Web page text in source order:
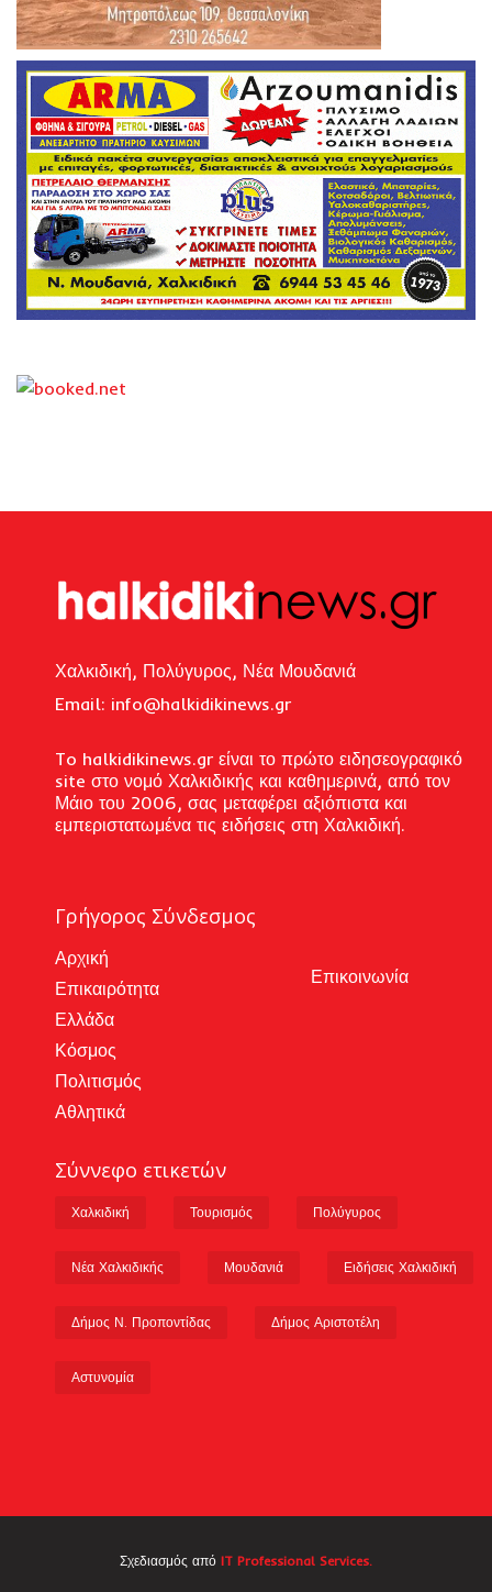
Χαλκιδική, Πολύγυρος, Νέα Μουδανιά
Email: info@halkidikinews.gr
To halkidikinews.gr είναι το πρώτο ειδησεογραφικό
site στο νομό Χαλκιδικής και καθημερινά, από τον
Μάιο του 2006, σας μεταφέρει αξιόπιστα και
εμπεριστατωμένα τις ειδήσεις στη Χαλκιδική.
Γρήγορος Σύνδεσμος
Αρχική
Επικαιρότητα
Ελλάδα
Κόσμος
Πολιτισμός
Αθλητικά
Επικοινωνία
Σύννεφο ετικετών
Χαλκιδική Τουρισμός Πολύγυρος
Νέα Χαλκιδικής Μουδανιά Ειδήσεις Χαλκιδική
Δήμος Ν. Προποντίδας Δήμος Αριστοτέλη
Αστυνομία
Σχεδιασμός από IT Professional Services.